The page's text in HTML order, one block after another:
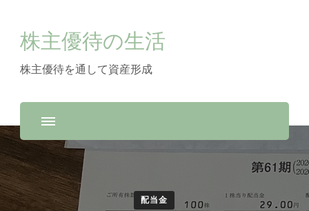
株主優待の生活
株主優待を通して資産形成
配当金